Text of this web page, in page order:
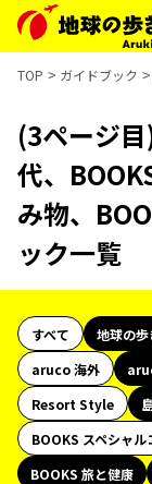
TOP ガイドブック
(3ページ
代、
み物、
ック一覧
すべて 地球の
aruco 海外
Resort Style
BOOKS スペシャル
BOOKS 旅と健康